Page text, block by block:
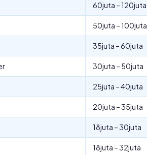
60juta – 120juta
50juta – 100juta
35juta – 60juta
30juta – 50juta
25juta – 40juta
20juta – 35juta
18juta – 30juta
18juta – 32juta